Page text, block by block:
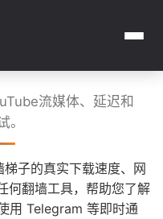
流媒体、延迟和
。
子的真实下载速度、网
何翻墙工具，帮助您了解
用 Telegram 等即时通